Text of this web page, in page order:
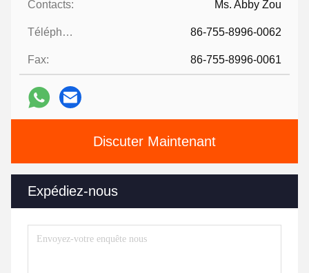
Contacts: Ms. Abby Zou
Téléphone: 86-755-8996-0062
Fax: 86-755-8996-0061
Discuter Maintenant
Expédiez-nous